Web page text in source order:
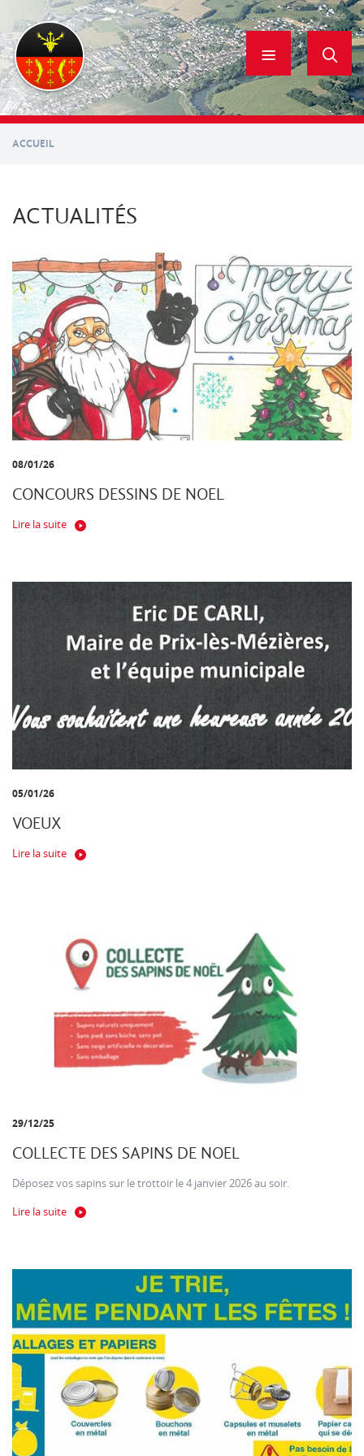
contenu
principal
ACCUEIL
ACTUALITÉS
08/01/26
CONCOURS DESSINS DE NOEL
Lire la suite
05/01/26
VOEUX
Lire la suite
29/12/25
COLLECTE DES SAPINS DE NOEL
Déposez vos sapins sur le trottoir le 4 janvier 2026 au soir.
Lire la suite